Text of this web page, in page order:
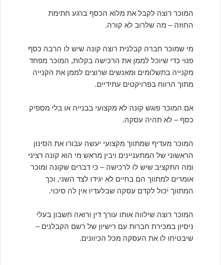
המוכר רוצה לקבל את מלוא הכסף ברגע חתימת
החוזה – מה שלרוב לא קורה.
מי שמוכר חברה קבלנית רוצה קונה שיש לו הרבה כסף
פנוי כדי שיוכל לממן את הרכישה בקלות, המוכר מפחד
מקנייה בתשלומים ומאנשים שרוצים לממן את הקנייה
מתוך הרווח בפרויקטים עתידיים.
אם המוכר פוגש קונה לא מקצועי בבנייה או בלי מספיק
כסף – לא תהיה עסקה.
המוכר מעדיף שמתווך מקצועי יעשה עבורו את הסינון
הראשוני של המתעניינים ויבין מראש מי הוא קונה רציני
ומה התקציב שיש לו לרכישה – כי דברים שקונה ומוכר
אומרים למתווך הם בחיים לא יגידו לצד השני, וכך
המתווך יכול לקדם עסקה שבלעדיו אין לה סיכוי.
המוכר רוצה שילווה אותו עורך דין ורואה חשבון בעלי
ניסיון במכירת חברות עם רישיון של רשם הקבלנים –
שיבטיחו לו את העסקה מכל הכיוונים.